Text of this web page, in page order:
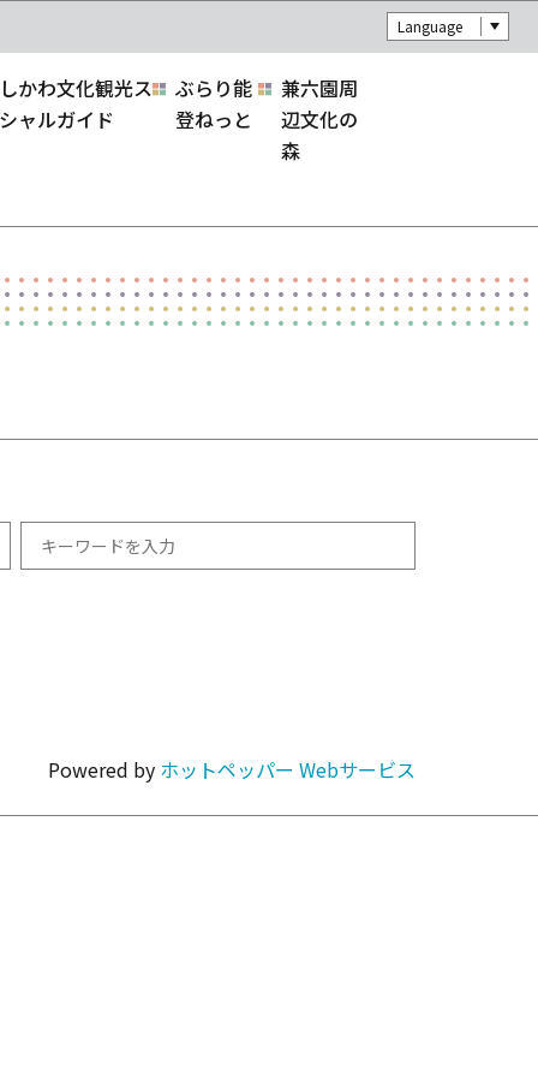
Language
かわ文化観光ス
ャルガイド
ぶらり能
登ねっと
兼六園周
辺文化の
森
カラオケ・パーティ
Powered by ホットペッパー Webサービス